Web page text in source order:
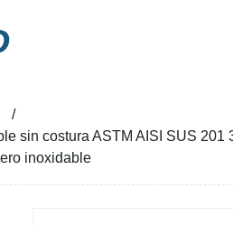
sin costura ASTM AISI SUS
inoxidable